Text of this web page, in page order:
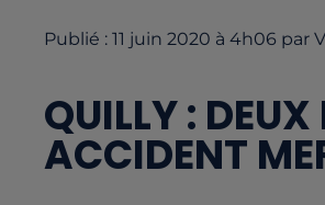
Publié : 11 juin 2020 à 4h06 par
QUILLY :
ACCIDENT